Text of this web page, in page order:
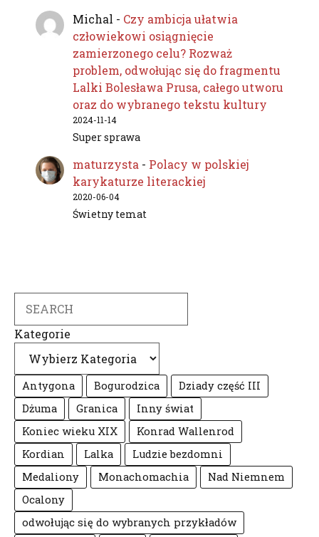
Michal - Czy ambicja ułatwia
człowiekowi osiągnięcie
zamierzonego celu? Rozważ
problem, odwołując się do fragmentu
Lalki Bolesława Prusa, całego utworu
oraz do wybranego tekstu kultury
2024-11-14
Super sprawa
maturzysta - Polacy w polskiej
karykaturze literackiej
2020-06-04
Świetny temat
Kategorie
Antygona Bogurodzica
Dziady część III
Dżuma
Granica
Inny świat
Koniec wieku XIX
Konrad Wallenrod
Kordian
Lalka
Ludzie bezdomni
Medaliony
Monachomachia
Nad Niemnem
Ocalony
odwołując się do wybranych przykładów